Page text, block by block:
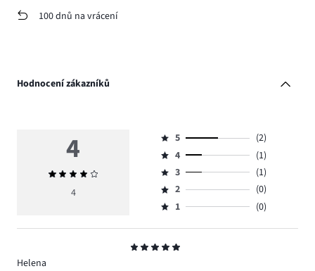
100 dnů na vrácení
Hodnocení zákazníků
5
Helena
4
Průměrné
hodnocení
4
Hodnocení
5,
počet
hlasů
2.
5
(2)
Hodnocení
4,
počet
hlasů
4
(1)
Hodnocení
3,
počet
3
(1)
Hodnocení
2,
0.
2
(0)
Hodnocení
1,
počet
hlasů
1 (0)